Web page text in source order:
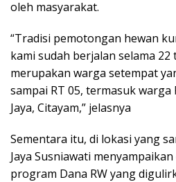
oleh masyarakat.
“Tradisi pemotongan hewan
kami sudah berjalan selama
merupakan warga setempat
sampai RT 05, termasuk warga
Jaya, Citayam,” jelasnya
Sementara itu, di lokasi yang
Jaya Susniawati
program Dana RW yang